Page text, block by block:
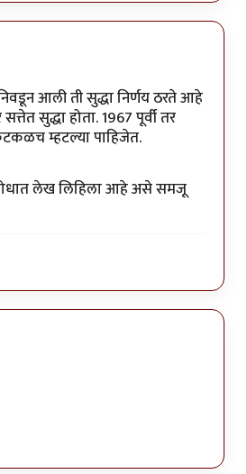
आली ती सुद्धा निर्णय ठरते आहे
सुद्धा होता. 1967 पूर्वी तर
म्हटल्या पाहिजेत.
लेख लिहिला आहे असे समजू